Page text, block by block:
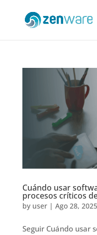
Cuándo usar
procesos críticos
by user| Ago 28, 2025
Seguir Cuándo usar